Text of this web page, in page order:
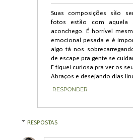
Suas composições são
fotos estão com aquela
aconchego. É horrível
emocional pesada e é
algo tá nos
de escape pra gente se
E fiquei curiosa pra ver os
Abraços e desejando dias
RESPONDER
RESPOSTAS